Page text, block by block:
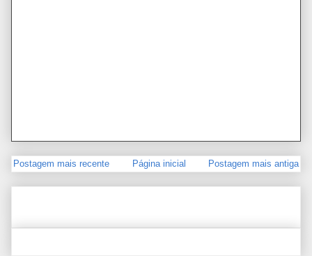
Postagem mais recente Postagem mais antiga
Página inicial